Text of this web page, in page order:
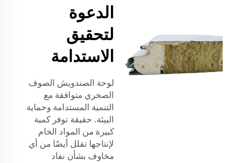
الدعوة
لتحقيق
الاستدامة
لوحة الصندويش الصوف
الصخري متوافقة مع
التنمية المستدامة وحماية
البيئة. حقيقة توفر كمية
كبيرة من المواد الخام
لإنتاجها تقلل أيضًا من أي
مخاوف بشأن نفاد